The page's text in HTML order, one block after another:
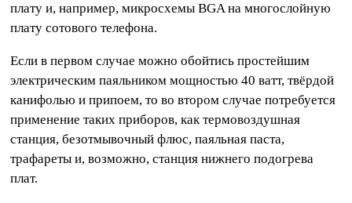
плату и, например, микросхемы BGA на многослойную
плату сотового телефона.
Если в первом случае можно обойтись простейшим
электрическим паяльником мощностью 40 ватт, твёрдой
канифолью и припоем, то во втором случае потребуется
применение таких приборов, как термовоздушная
станция, безотмывочный флюс, паяльная паста,
трафареты и, возможно, станция нижнего подогрева
плат.